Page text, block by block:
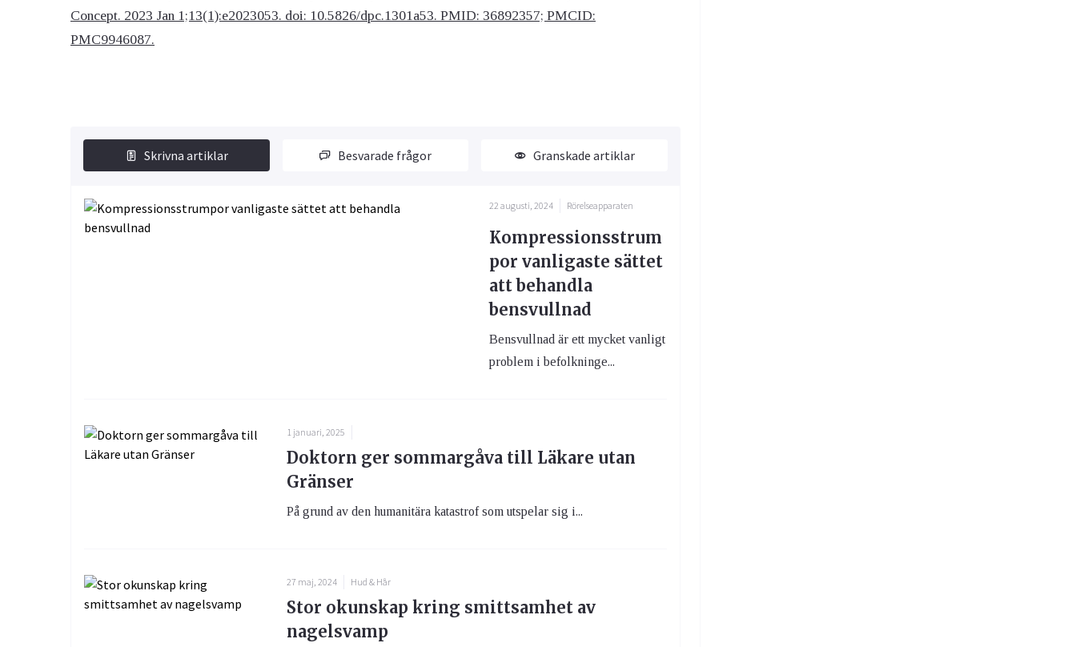
Concept. 2023 Jan 1;13(1):e2023053. doi: 10.5826/dpc.1301a53. PMID: 36892357; PMCID:
PMC9946087.
Skrivna artiklar Besvarade frågor Granskade artiklar
22 augusti, 2024 Rörelseapparaten
Kompressionsstrum
por vanligaste sättet
att behandla
bensvullnad
Bensvullnad är ett mycket vanligt
problem i befolkninge...
1 januari, 2025
Doktorn ger sommargåva till Läkare utan
Gränser
På grund av den humanitära katastrof som utspelar sig i...
27 maj, 2024 Hud & Hår
Stor okunskap kring smittsamhet av
nagelsvamp